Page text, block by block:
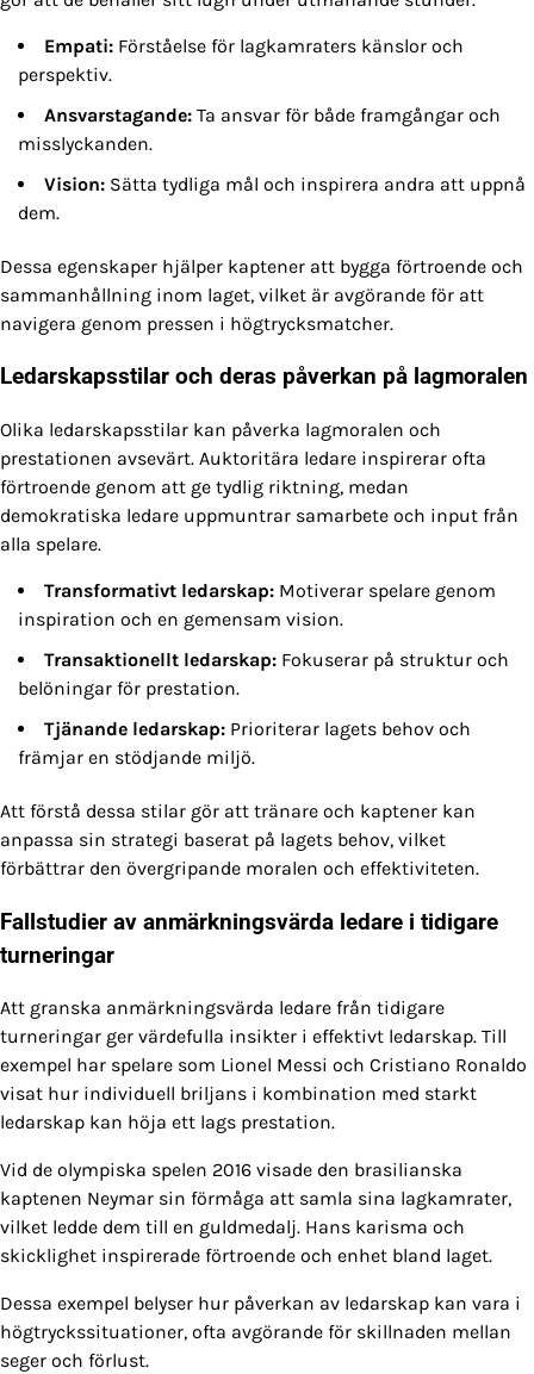
Empati: Förståelse för lagkamraters känslor och
perspektiv.
Ansvarstagande: Ta ansvar för både framgångar och
misslyckanden.
Vision: Sätta tydliga mål och inspirera andra att uppnå
dem.
Dessa egenskaper hjälper kaptener att bygga förtroende och
sammanhållning inom laget, vilket är avgörande för att
navigera genom pressen i högtrycksmatcher.
Ledarskapsstilar och deras påverkan på lagmoralen
Olika ledarskapsstilar kan påverka lagmoralen och
prestationen avsevärt. Auktoritära ledare inspirerar ofta
förtroende genom att ge tydlig riktning, medan
demokratiska ledare uppmuntrar samarbete och input från
alla spelare.
Transformativt ledarskap: Motiverar spelare genom
inspiration och en gemensam vision.
Transaktionellt ledarskap: Fokuserar på struktur och
belöningar för prestation.
Tjänande ledarskap: Prioriterar lagets behov och
främjar en stödjande miljö.
Att förstå dessa stilar gör att tränare och kaptener kan
anpassa sin strategi baserat på lagets behov, vilket
förbättrar den övergripande moralen och effektiviteten.
Fallstudier av anmärkningsvärda ledare i tidigare
turneringar
Att granska anmärkningsvärda ledare från tidigare
turneringar ger värdefulla insikter i effektivt ledarskap. Till
exempel har spelare som Lionel Messi och Cristiano Ronaldo
visat hur individuell briljans i kombination med starkt
ledarskap kan höja ett lags prestation.
Vid de olympiska spelen 2016 visade den brasilianska
kaptenen Neymar sin förmåga att samla sina lagkamrater,
vilket ledde dem till en guldmedalj. Hans karisma och
skicklighet inspirerade förtroende och enhet bland laget.
Dessa exempel belyser hur påverkan av ledarskap kan vara i
högtryckssituationer, ofta avgörande för skillnaden mellan
seger och förlust.